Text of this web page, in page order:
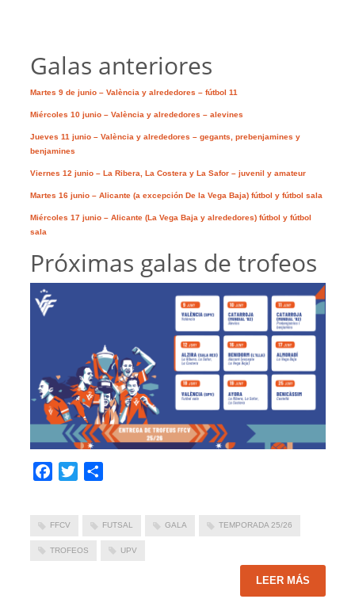
Galas anteriores
Martes 9 de junio – València y alrededores – fútbol 11
Miércoles 10 junio – València y alrededores – alevines
Jueves 11 junio – València y alrededores – gegants, prebenjamines y
benjamines
Viernes 12 junio – La Ribera, La Costera y La Safor – juvenil y amateur
Martes 16 junio – Alicante (a excepción De la Vega Baja) fútbol y fútbol sala
Miércoles 17 junio – Alicante (La Vega Baja y alrededores) fútbol y fútbol
sala
Próximas galas de trofeos
Facebook
Twitter
FFCV FUTSAL GALA TEMPORADA 25/26
TROFEOS UPV
LEER MÁS